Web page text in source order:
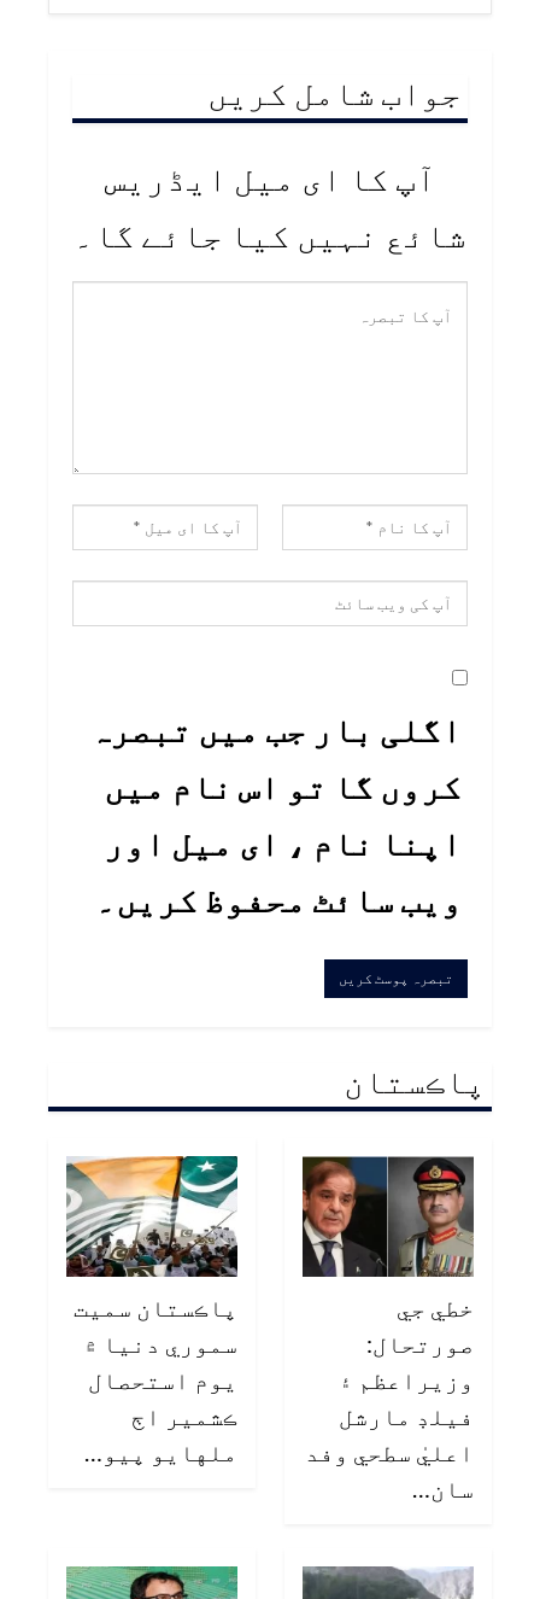
جواب شامل کریں
آپ کا ای میل ایڈریس
شائع نہیں کیا جائے گا۔
اگلی بار جب میں تبصرہ
کروں گا تو اس نام میں
اپنا نام ، ای میل اور
ویب سائٹ محفوظ کریں۔
پاڪستان
خطي جي
صورتحال:
وزيراعظم ۽
فيلڊ مارشل
اعليٰ سطحي وفد
سان…
پاڪستان سميت
سموري دنيا ۾
يوم استحصال
ڪشمير اڄ
ملهايو پيو…